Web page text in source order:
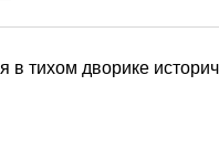
тихом дворике